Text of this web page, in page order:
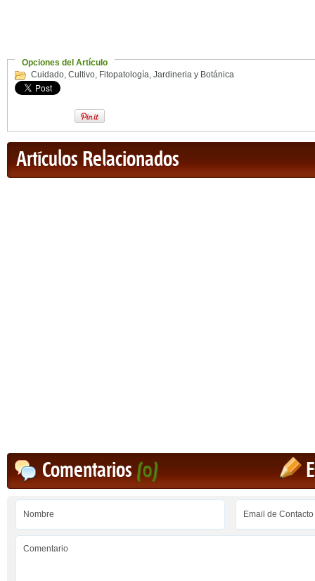
Opciones del Artículo
Cuidado, Cultivo, Fitopatología, Jardineria y Botánica
Artículos Relacionados
Comentarios(0)